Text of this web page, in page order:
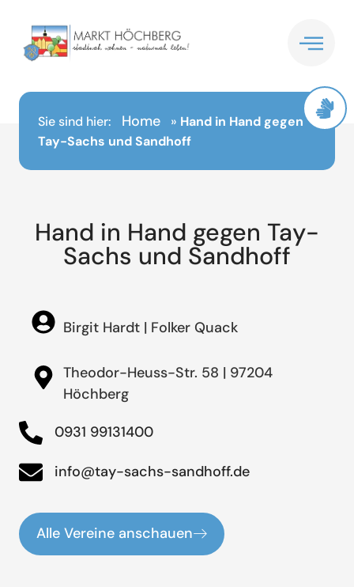
springen
Sie sind hier: Home » Hand in Hand gegen
Tay-Sachs und Sandhoff
Hand in Hand gegen Tay-
Sachs und Sandhoff
Birgit Hardt | Folker Quack
Theodor-Heuss-Str. 58 | 97204
Höchberg
0931 99131400
info@tay-sachs-sandhoff.de
Alle Vereine anschauen